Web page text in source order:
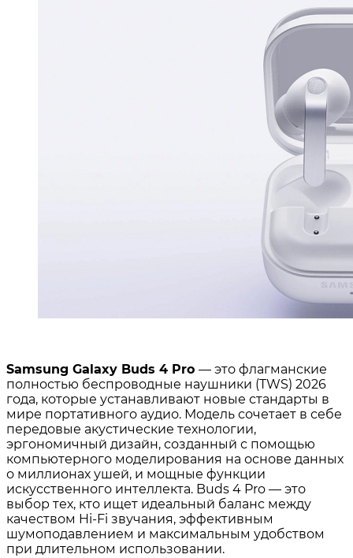
Samsung Galaxy Buds 4 Pro — это флагманские
полностью беспроводные наушники (TWS) 2026
года, которые устанавливают новые стандарты в
мире портативного аудио. Модель сочетает в себе
передовые акустические технологии,
эргономичный дизайн, созданный с помощью
компьютерного моделирования на основе данных
о миллионах ушей, и мощные функции
искусственного интеллекта. Buds 4 Pro — это
выбор тех, кто ищет идеальный баланс между
качеством Hi-Fi звучания, эффективным
шумоподавлением и максимальным удобством
при длительном использовании.